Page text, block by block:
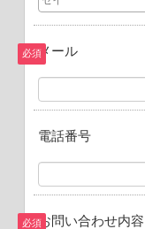
メール
必須
電話番号
お問い合わせ内容
必須